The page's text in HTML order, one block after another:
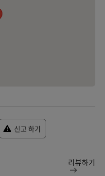
신고 하기
리뷰하기